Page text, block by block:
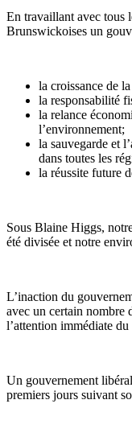
En travaillant avec tous
Brunswickoises un
la croissance de
la responsabilité
la relance
l’environnement;
la sauvegarde et
dans toutes les
la réussite future
Sous Blaine Higgs,
été divisée et notre
L’inaction du
avec un certain nombre
l’attention immédiate
Un gouvernement
premiers jours suivant